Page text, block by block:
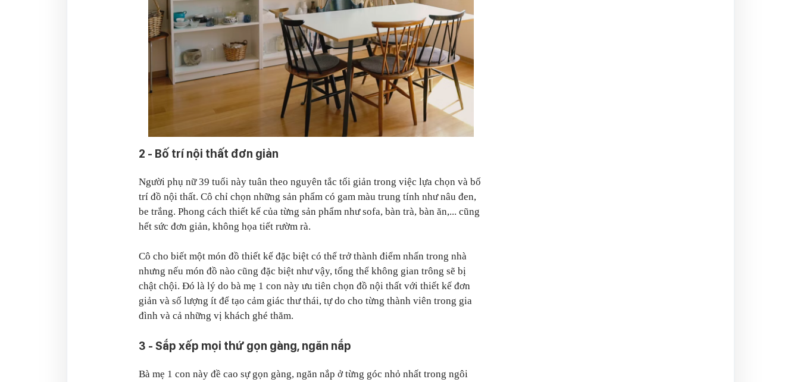
2 - Bố trí nội thất đơn giản
Người phụ nữ 39 tuổi này tuân theo nguyên tắc tối giản trong việc lựa chọn và bố
trí đồ nội thất. Cô chỉ chọn những sản phẩm có gam màu trung tính như nâu đen,
be trắng. Phong cách thiết kế của từng sản phẩm như sofa, bàn trà, bàn ăn,... cũng
hết sức đơn giản, không họa tiết rườm rà.
Cô cho biết một món đồ thiết kế đặc biệt có thể trở thành điểm nhấn trong nhà
nhưng nếu món đồ nào cũng đặc biệt như vậy, tổng thể không gian trông sẽ bị
chật chội. Đó là lý do bà mẹ 1 con này ưu tiên chọn đồ nội thất với thiết kế đơn
giản và số lượng ít để tạo cảm giác thư thái, tự do cho từng thành viên trong gia
đình và cả những vị khách ghé thăm.
3 - Sắp xếp mọi thứ gọn gàng, ngăn nắp
Bà mẹ 1 con này đề cao sự gọn gàng, ngăn nắp ở từng góc nhỏ nhất trong ngôi